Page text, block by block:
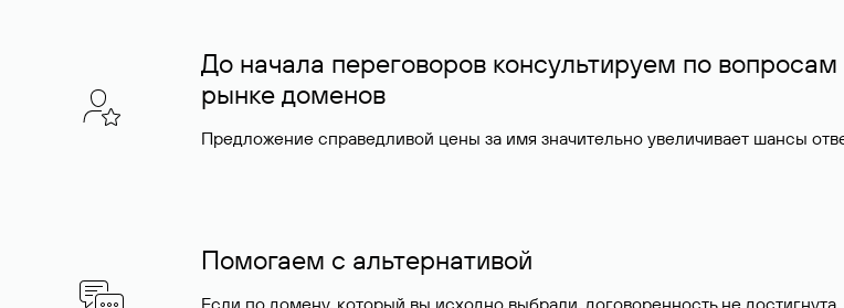
До начала переговоров консультируем по
рынке доменов
Предложение справедливой цены за имя значительно увеличивает шансы
Помогаем с альтернативой
Если по домену, который вы исходно выбрали, договоренность не